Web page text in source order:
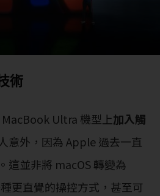
術
Ultra 機型上加入觸
意外，因為 Apple 過去一直
這並非將 macOS 轉變為
更直覺的操控方式，甚至可